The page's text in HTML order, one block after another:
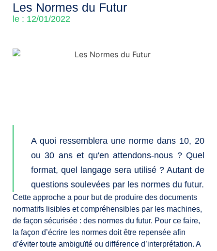
Les Normes du Futur
le : 12/01/2022
A quoi ressemblera une norme dans 10, 20
ou 30 ans et qu'en attendons-nous ? Quel
format, quel langage sera utilisé ? Autant de
questions soulevées par les normes du futur.
Cette approche a pour but de produire des documents
normatifs lisibles et compréhensibles par les machines,
de façon sécurisée : des normes du futur. Pour ce faire,
la façon d’écrire les normes doit être repensée afin
d’éviter toute ambiguïté ou différence d’interprétation. A